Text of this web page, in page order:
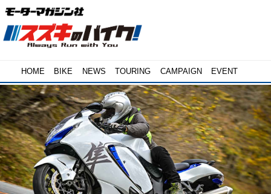
HOME BIKE NEWS TOURING CAMPAIGN EVENT